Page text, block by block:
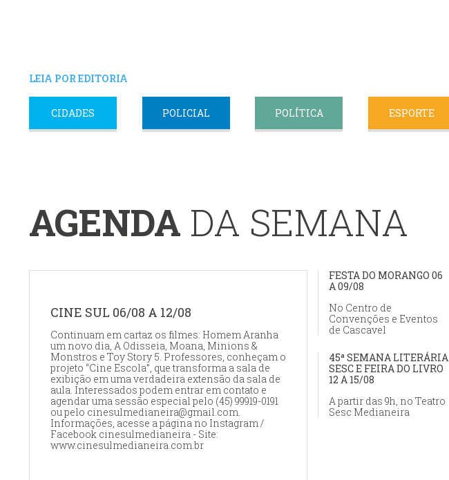
LEIA POR EDITORIA
CIDADES POLICIAL POLÍTICA ESPORTE
AGENDA DA SEMANA
CINE SUL 06/08 A 12/08
Continuam em cartaz os filmes: Homem Aranha
um novo dia, A Odisseia, Moana, Minions &
Monstros e Toy Story 5. Professores, conheçam o
projeto “Cine Escola”, que transforma a sala de
exibição em uma verdadeira extensão da sala de
aula. Interessados podem entrar em contato e
agendar uma sessão especial pelo (45) 99919-0191
ou pelo cinesulmedianeira@gmail.com.
Informações, acesse a página no Instagram /
Facebook cinesulmedianeira - Site:
www.cinesulmedianeira.com.br
FESTA DO MORANGO 06
A 09/08
No Centro de
Convenções e Eventos
de Cascavel
45ª SEMANA LITERÁRIA
SESC E FEIRA DO LIVRO
12 A 15/08
A partir das 9h, no Teatro
Sesc Medianeira